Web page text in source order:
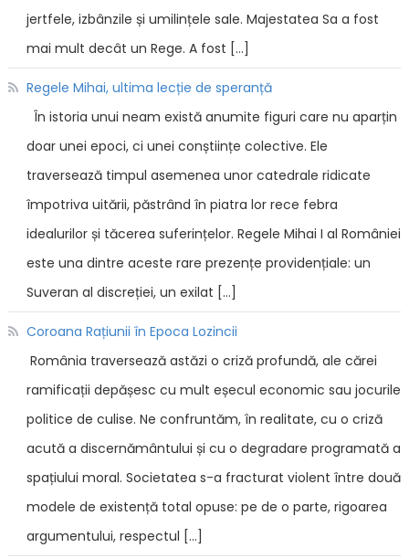
jertfele, izbânzile și umilințele sale. Majestatea Sa a fost
mai mult decât un Rege. A fost […]
Regele Mihai, ultima lecție de speranță
În istoria unui neam există anumite figuri care nu aparțin
doar unei epoci, ci unei conștiințe colective. Ele
traversează timpul asemenea unor catedrale ridicate
împotriva uitării, păstrând în piatra lor rece febra
idealurilor și tăcerea suferințelor. Regele Mihai I al României
este una dintre aceste rare prezențe providențiale: un
Suveran al discreției, un exilat […]
Coroana Rațiunii în Epoca Lozincii
România traversează astăzi o criză profundă, ale cărei
ramificații depășesc cu mult eșecul economic sau jocurile
politice de culise. Ne confruntăm, în realitate, cu o criză
acută a discernământului și cu o degradare programată a
spațiului moral. Societatea s-a fracturat violent între două
modele de existență total opuse: pe de o parte, rigoarea
argumentului, respectul […]